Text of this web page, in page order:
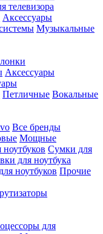
телевизора
Аксессуары
Музыкальные
Аксессуары
Петличные Вокальные
Все бренды
Мощные
Сумки для
для ноутбука
ноутбуков Прочие
для